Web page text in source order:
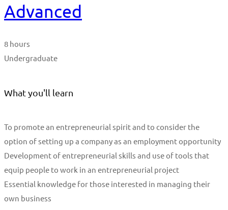
Advanced
8 hours
Undergraduate
What you'll learn
To promote an entrepreneurial spirit and to consider the
option of setting up a company as an employment opportunity
Development of entrepreneurial skills and use of tools that
equip people to work in an entrepreneurial project
Essential knowledge for those interested in managing their
own business